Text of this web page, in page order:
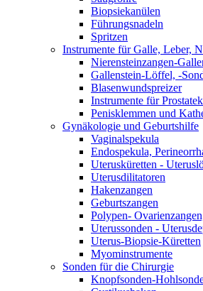
Biopsiekanülen
Führungsnadeln
Spritzen
Instrumente für Galle, Leber,
Nierensteinzangen-
Gallenstein-Löffel, -
Blasenwundspreizer
Instrumente für
Penisklemmen und
Gynäkologie und Geburtshilfe
Vaginalspekula
Endospekula,
Uterusküretten -
Uterusdilitatoren
Hakenzangen
Geburtszangen
Polypen-
Uterussonden -
Uterus-Biopsie-Küretten
Myominstrumente
Sonden für die Chirurgie
Knopfsonden-